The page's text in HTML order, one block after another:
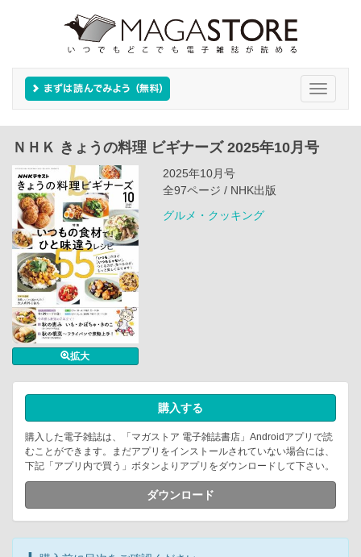
Toggle
ＮＨＫ きょうの料理 ビギナーズ 2025年10月号
拡大
2025年10月号
全97ページ / NHK出版
グルメ・クッキング
購入する
購入した電子雑誌は、「マガストア 電子雑誌書店」Androidアプリで読
むことができます。まだアプリをインストールされていない場合には、
下記「アプリ内で買う」ボタンよりアプリをダウンロードして下さい。
ダウンロード